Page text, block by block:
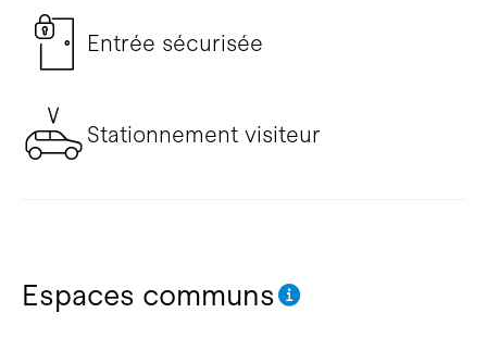
Entrée sécurisée
Stationnement visiteur
Espaces communs